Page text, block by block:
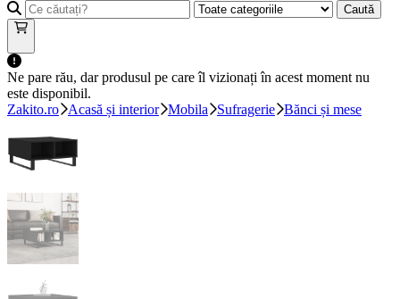
Caută
Ne pare rău, dar produsul pe care îl vizionați în acest moment nu
este disponibil.
Zakito.ro
Acasă și interior Mobila Sufragerie Bănci și mese